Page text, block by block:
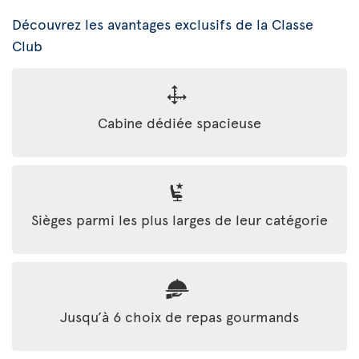
Découvrez les avantages exclusifs de la Classe
Club
Cabine dédiée spacieuse
Sièges parmi les plus larges de leur catégorie
Jusqu’à 6 choix de repas gourmands